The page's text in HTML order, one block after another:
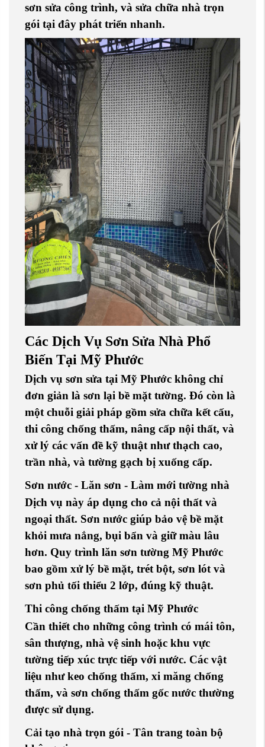
sơn sửa công trình, và sửa chữa nhà trọn
gói tại đây phát triển nhanh.
Các Dịch Vụ Sơn Sửa Nhà Phổ
Biến Tại Mỹ Phước
Dịch vụ sơn sửa tại Mỹ Phước không chỉ
đơn giản là sơn lại bề mặt tường. Đó còn là
một chuỗi giải pháp gồm sửa chữa kết cấu,
thi công chống thấm, nâng cấp nội thất, và
xử lý các vấn đề kỹ thuật nhưthạch cao,
trần nhà, và tường gạch bị xuống cấp.
Sơn nước - Lăn sơn - Làm mới tường nhà
Dịch vụ này áp dụng cho cả nội thất và
ngoại thất. Sơn nước giúp bảo vệ bề mặt
khỏi mưa nắng, bụi bẩn và giữ màu lâu
hơn. Quy trình lăn sơn tường Mỹ Phước
bao gồm xử lý bề mặt, trét bột, sơn lót và
sơn phủ tối thiểu 2 lớp, đúng kỹ thuật.
Thi công chống thấm tại Mỹ Phước
Cần thiết cho những công trình có mái tôn,
sân thượng, nhà vệ sinh hoặc khu vực
tường tiếp xúc trực tiếp với nước. Các vật
liệu nhưkeo chống thấm, xi măng chống
thấm, và sơn chống thấm gốc nước thường
được sử dụng.
Cải tạo nhà trọn gói - Tân trang toàn bộ